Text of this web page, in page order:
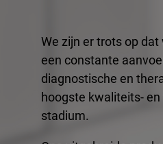
We zijn er trots op
een constante
diagnostische en
hoogste kwaliteits-
stadium.